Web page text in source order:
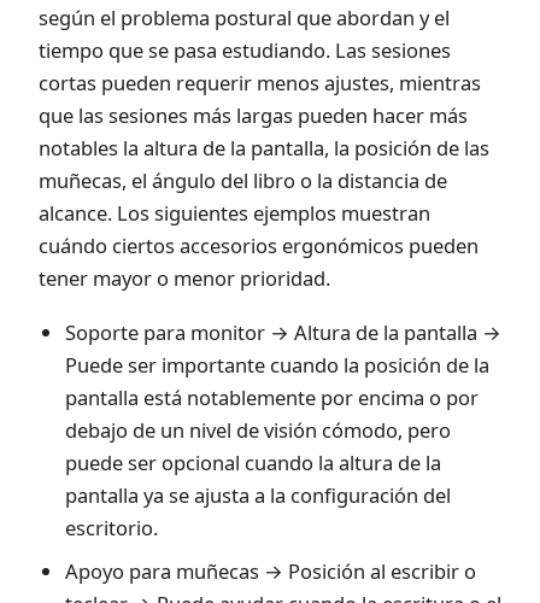
según el problema postural que abordan y el
tiempo que se pasa estudiando. Las sesiones
cortas pueden requerir menos ajustes, mientras
que las sesiones más largas pueden hacer más
notables la altura de la pantalla, la posición de las
muñecas, el ángulo del libro o la distancia de
alcance. Los siguientes ejemplos muestran
cuándo ciertos accesorios ergonómicos pueden
tener mayor o menor prioridad.
Soporte para monitor → Altura de la pantalla →
Puede ser importante cuando la posición de la
pantalla está notablemente por encima o por
debajo de un nivel de visión cómodo, pero
puede ser opcional cuando la altura de la
pantalla ya se ajusta a la configuración del
escritorio.
Apoyo para muñecas → Posición al escribir o